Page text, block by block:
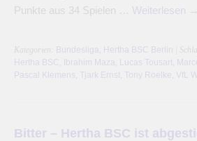
Punkte aus 34 Spielen … Weiterlesen →
Kategorien: Bundesliga Hertha BSC Berlin |
Hertha BSC
Ibrahim Maza Lucas Tousart
Pascal Klemens
Tjark Ernst Tony Roelke VfL
Bitter – Hertha BSC ist